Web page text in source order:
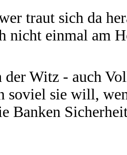
traut sich da
nicht einmal am
der Witz - auch
soviel sie will,
Banken